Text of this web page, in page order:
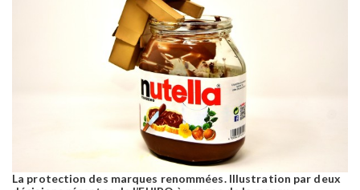
La protection des marques renommées. Illustration par deux